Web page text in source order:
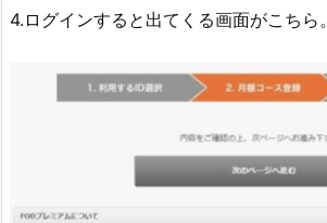
4.ログインすると出てくる画面がこちら。